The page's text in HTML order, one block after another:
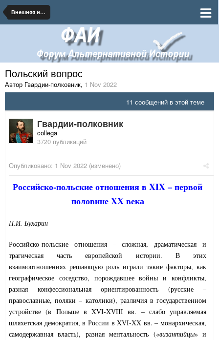
Внешняя и внутренняя политика Российской Империи
Польский вопрос
Автор Гвардии-полковник, 1 Nov 2022
11 сообщений в этой теме
Гвардии-полковник
collega
3720 публикаций
Опубликовано: 1 Nov 2022 (изменено)
Российско-польские отношения в XIX – первой
половине XX века
Н.И. Бухарин
Российско-польские отношения – сложная, драматическая и
трагическая часть европейской истории. В этих
взаимоотношениях решающую роль играли такие факторы, как
географическое соседство, порождавшее войны и конфликты,
разная конфессиональная ориентированность (русские –
православные, поляки – католики), различия в государственном
устройстве (в Польше в XVI-XVIII вв. – слабо управляемая
шляхетская демократия, в России в XVI-XX вв. – монархическая,
самодержавная власть), разная ментальность («византийцы» и